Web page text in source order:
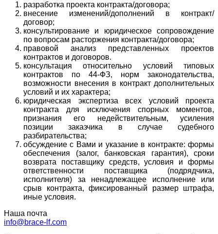
разработка проекта контракта/договора;
внесение изменений/дополнений в контракт/
договор;
консультирование и юридическое сопровождение
по вопросам расторжения контракта/договора;
правовой анализ представленных проектов
контрактов и договоров.
консультация относительно условий типовых
контрактов по 44-ФЗ, норм законодательства,
возможности внесения в контракт дополнительных
условий и их характера;
юридическая экспертиза всех условий проекта
контракта для исключения спорных моментов,
признания его недействительным, усиления
позиции заказчика в случае судебного
разбирательства;
обсуждение с Вами и указание в контракте: формы
обеспечения (залог, банковская гарантия), сроки
возврата поставщику средств, условия и формы
ответственности поставщика (подрядчика,
исполнителя) за ненадлежащее исполнение или
срыв контракта, фиксированный размер штрафа,
иные условия.
Наша почта
info@brace-lf.com